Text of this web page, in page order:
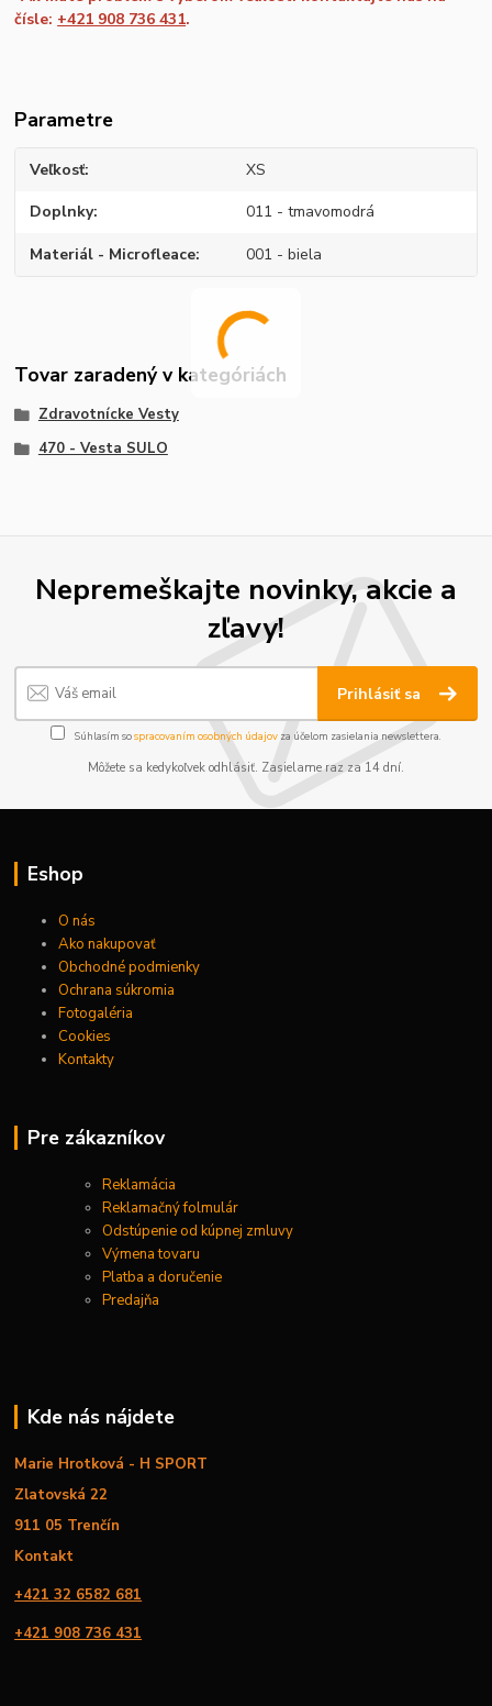
čísle: +421 908 736 431.
Parametre
Veľkosť XS
Doplnky 011 - tmavomodrá
Materiál - Microfleace 001 - biela
Tovar zaradený v kategóriách
Zdravotnícke Vesty
470 - Vesta SULO
Nepremeškajte novinky, akcie a
zľavy!
Prihlásiť sa
Súhlasím sospracovaním osobných údajov za účelom zasielania newslettera.
Môžete sa kedykoľvek odhlásiť. Zasielame raz za 14 dní.
Eshop
O nás
Ako nakupovať
Obchodné podmienky
Ochrana súkromia
Fotogaléria
Cookies
Kontakty
Pre zákazníkov
Reklamácia
Reklamačný folmulár
Odstúpenie od kúpnej zmluvy
Výmena tovaru
Platba a doručenie
Predajňa
Kde nás nájdete
Marie Hrotková - H SPORT
Zlatovská 22
911 05 Trenčín
Kontakt
+421 32 6582 681
+421 908 736 431